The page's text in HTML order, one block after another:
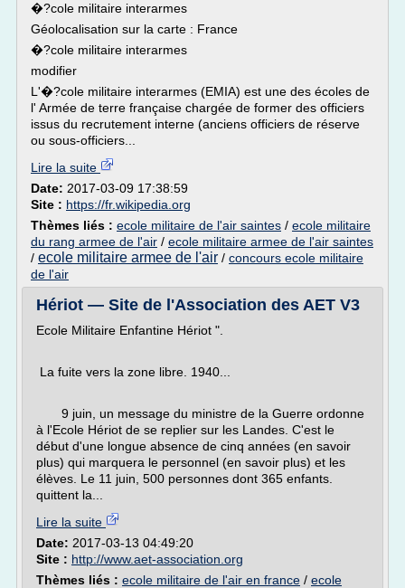
�?cole militaire interarmes
Géolocalisation sur la carte : France
�?cole militaire interarmes
modifier
L'�?cole militaire interarmes (EMIA) est une des écoles de
l' Armée de terre française chargée de former des officiers
issus du recrutement interne (anciens officiers de réserve
ou sous-officiers...
Lire la suite
Date: 2017-03-09 17:38:59
Site : https://fr.wikipedia.org
Thèmes liés : ecole militaire de l'air saintes / ecole militaire
du rang armee de l'air / ecole militaire armee de l'air saintes
/ ecole militaire armee de l'air / concours ecole militaire
de l'air
Hériot — Site de l'Association des AET V3
Ecole Militaire Enfantine Hériot ".
La fuite vers la zone libre. 1940...
9 juin, un message du ministre de la Guerre ordonne
à l'Ecole Hériot de se replier sur les Landes. C'est le
début d'une longue absence de cinq années (en savoir
plus) qui marquera le personnel (en savoir plus) et les
élèves. Le 11 juin, 500 personnes dont 365 enfants.
quittent la...
Lire la suite
Date: 2017-03-13 04:49:20
Site : http://www.aet-association.org
Thèmes liés : ecole militaire de l'air en france / ecole